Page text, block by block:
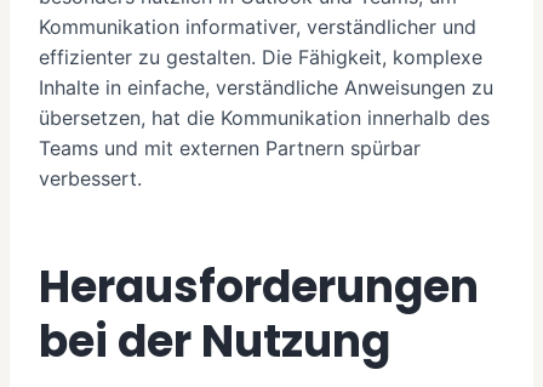
Kommunikation informativer, verständlicher und
effizienter zu gestalten. Die Fähigkeit, komplexe
Inhalte in einfache, verständliche Anweisungen zu
übersetzen, hat die Kommunikation innerhalb des
Teams und mit externen Partnern spürbar
verbessert.
Herausforderungen
bei der Nutzung